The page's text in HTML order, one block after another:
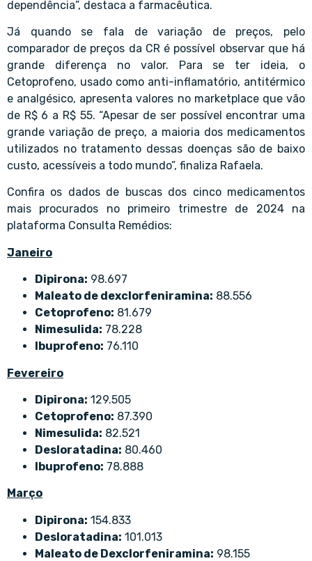
dependência”, destaca a farmacêutica.
Já quando se fala de variação de preços, pelo
comparador de preços da CR é possível observar que há
grande diferença no valor. Para se ter ideia, o
Cetoprofeno, usado como anti-inflamatório, antitérmico
e analgésico, apresenta valores no marketplace que vão
de R$ 6 a R$ 55. “Apesar de ser possível encontrar uma
grande variação de preço, a maioria dos medicamentos
utilizados no tratamento dessas doenças são de baixo
custo, acessíveis a todo mundo”, finaliza Rafaela.
Confira os dados de buscas dos cinco medicamentos
mais procurados no primeiro trimestre de 2024 na
plataforma Consulta Remédios:
Janeiro
Dipirona: 98.697
Maleato de dexclorfeniramina: 88.556
Cetoprofeno: 81.679
Nimesulida: 78.228
Ibuprofeno: 76.110
Fevereiro
Dipirona: 129.505
Cetoprofeno: 87.390
Nimesulida: 82.521
Desloratadina: 80.460
Ibuprofeno: 78.888
Março
Dipirona: 154.833
Desloratadina: 101.013
Maleato de Dexclorfeniramina: 98.155